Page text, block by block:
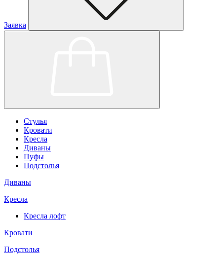
Заявка
Стулья
Кровати
Кресла
Диваны
Пуфы
Подстолья
Диваны
Кресла
Кресла лофт
Кровати
Подстолья